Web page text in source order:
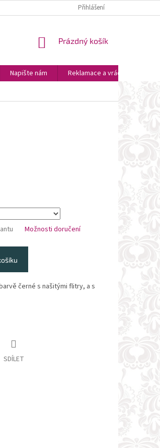
OSOBNÍ VYZVEDNUTÍ
Přihlášení
NÁKUPNÍ
Prázdný košík
Napište nám
Reklamace a vrácení zboží
Možnosti doručení
černé s našitými flitry, a s
SDÍLET